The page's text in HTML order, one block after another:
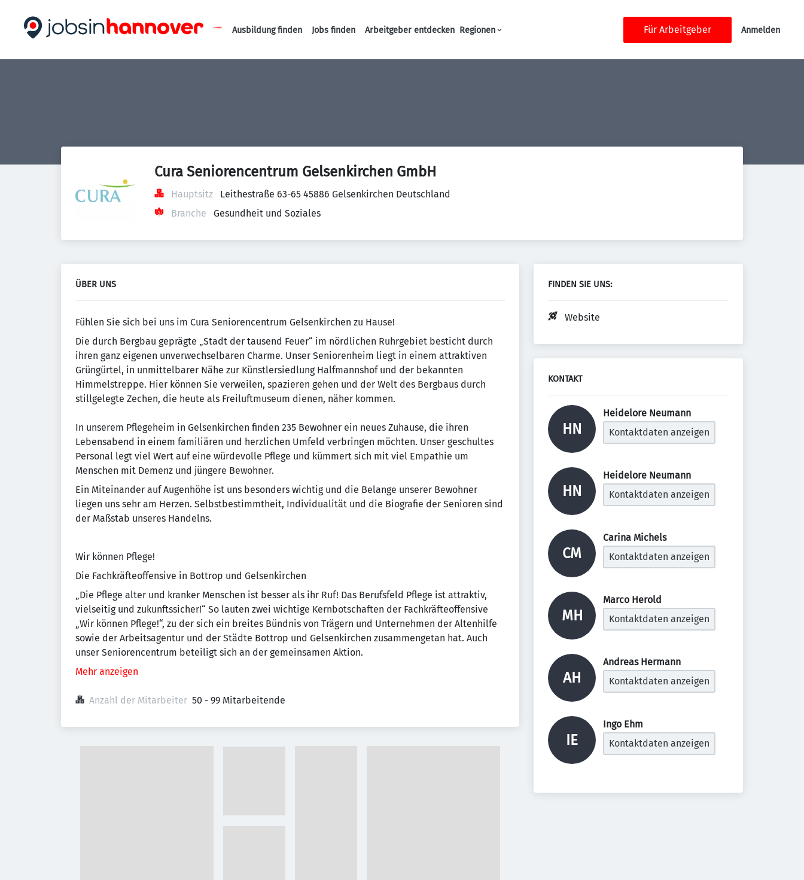
Haupt-Navigation
Ausbildung finden Jobs finden Arbeitgeber entdecken Regionen Für Arbeitgeber Anmelden
Cura Seniorencentrum Gelsenkirchen GmbH
Hauptsitz
Leithestraße 63-65 45886 Gelsenkirchen Deutschland
Branche
Gesundheit und Soziales
ÜBER UNS
Fühlen Sie sich bei uns im Cura Seniorencentrum Gelsenkirchen zu Hause!
Die durch Bergbau geprägte „Stadt der tausend Feuer“ im nördlichen Ruhrgebiet besticht durch
ihren ganz eigenen unverwechselbaren Charme. Unser Seniorenheim liegt in einem attraktiven
Grüngürtel, in unmittelbarer Nähe zur Künstlersiedlung Halfmannshof und der bekannten
Himmelstreppe. Hier können Sie verweilen, spazieren gehen und der Welt des Bergbaus durch
stillgelegte Zechen, die heute als Freiluftmuseum dienen, näher kommen.
In unserem Pflegeheim in Gelsenkirchen finden 235 Bewohner ein neues Zuhause, die ihren
Lebensabend in einem familiären und herzlichen Umfeld verbringen möchten. Unser geschultes
Personal legt viel Wert auf eine würdevolle Pflege und kümmert sich mit viel Empathie um
Menschen mit Demenz und jüngere Bewohner.
Ein Miteinander auf Augenhöhe ist uns besonders wichtig und die Belange unserer Bewohner
liegen uns sehr am Herzen. Selbstbestimmtheit, Individualität und die Biografie der Senioren sind
der Maßstab unseres Handelns.
Wir können Pflege!
Die Fachkräfteoffensive in Bottrop und Gelsenkirchen
„Die Pflege alter und kranker Menschen ist besser als ihr Ruf! Das Berufsfeld Pflege ist attraktiv,
vielseitig und zukunftssicher!“ So lauten zwei wichtige Kernbotschaften der Fachkräfteoffensive
„Wir können Pflege!“, zu der sich ein breites Bündnis von Trägern und Unternehmen der Altenhilfe
sowie der Arbeitsagentur und der Städte Bottrop und Gelsenkirchen zusammengetan hat. Auch
unser Seniorencentrum beteiligt sich an der gemeinsamen Aktion.
Mehr anzeigen
Anzahl der Mitarbeiter 50 - 99 Mitarbeitende
FINDEN SIE UNS:
Website
KONTAKT
HN
Heidelore Neumann
Kontaktdaten anzeigen
HN
Heidelore Neumann
Kontaktdaten anzeigen
CM
Carina Michels
Kontaktdaten anzeigen
MH
Marco Herold
Kontaktdaten anzeigen
AH
Andreas Hermann
Kontaktdaten anzeigen
IE
Ingo Ehm
Kontaktdaten anzeigen